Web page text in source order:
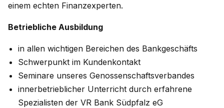
einem echten Finanzexperten.
Betriebliche Ausbildung
in allen wichtigen Bereichen des Bankgeschäfts
Schwerpunkt im Kundenkontakt
Seminare unseres Genossenschaftsverbandes
innerbetrieblicher Unterricht durch erfahrene
Spezialisten der VR Bank Südpfalz eG